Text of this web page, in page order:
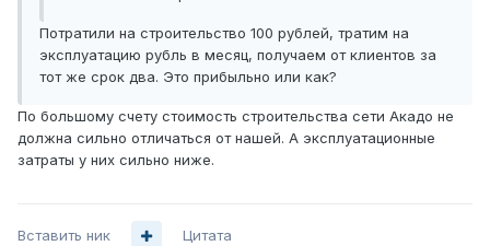
Потратили на строительство 100 рублей, тратим на
эксплуатацию рубль в месяц, получаем от клиентов за
тот же срок два. Это прибыльно или как?
По большому счету стоимость строительства сети Акадо не
должна сильно отличаться от нашей. А эксплуатационные
затраты у них сильно ниже.
Вставить ник Цитата